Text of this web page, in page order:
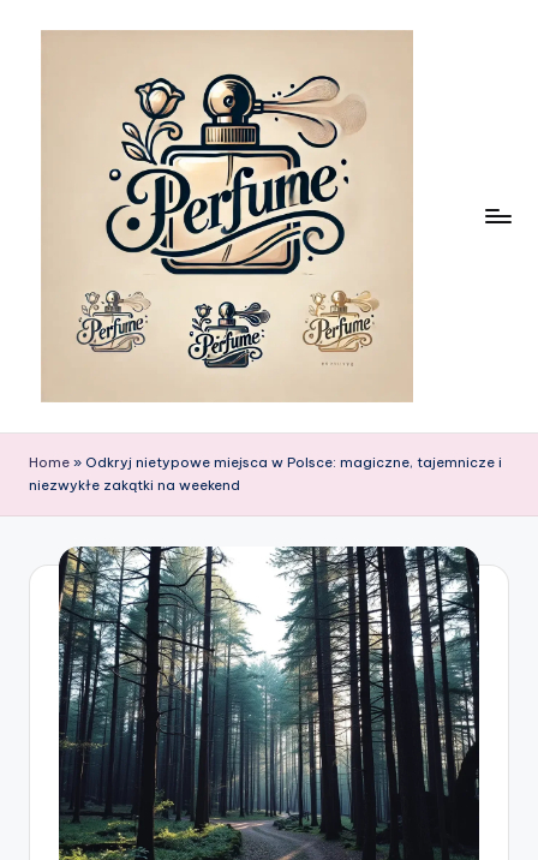
Home » Odkryj nietypowe miejsca w Polsce: magiczne, tajemnicze i
niezwykłe zakątki na weekend